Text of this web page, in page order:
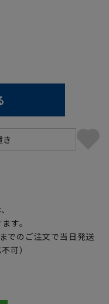
す。
でのご注文で当日発送
可）